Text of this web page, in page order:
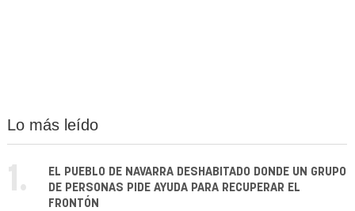
Lo más leído
1.
EL PUEBLO DE NAVARRA DESHABITADO DONDE UN GRUPO
DE PERSONAS PIDE AYUDA PARA RECUPERAR EL
FRONTÓN